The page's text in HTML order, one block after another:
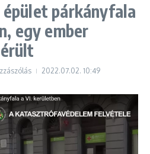
párkányfala
egy ember
2022.07.02. 10:49